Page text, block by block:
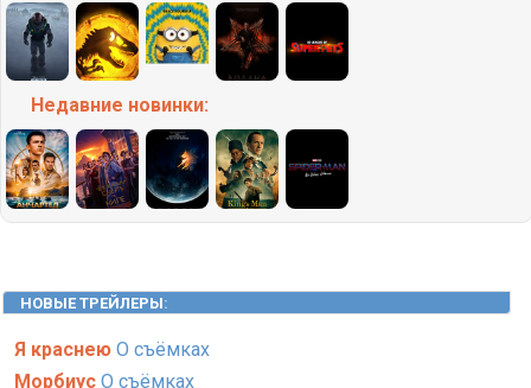
Недавние новинки:
НОВЫЕ ТРЕЙЛЕРЫ:
Я краснею О съёмках
Морбиус О съёмках